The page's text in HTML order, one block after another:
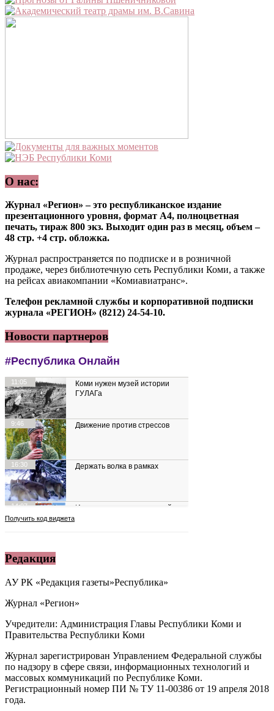
О нас:
Журнал «Регион» – это республиканское издание
презентационного уровня, формат А4, полноцветная
печать, тираж 800 экз. Выходит один раз в месяц, объем –
48 стр. +4 стр. обложка.
Журнал распространяется по подписке и в розничной
продаже, через библиотечную сеть Республики Коми, а также
на рейсах авиакомпании «Комиавиатранс».
Телефон рекламной службы и корпоративной подписки
журнала «РЕГИОН» (8212) 24-54-10.
Новости партнеров
Редакция
АУ РК «Редакция газеты»Республика»
Журнал «Регион»
Учредители: Администрация Главы Республики Коми и
Правительства Республики Коми
Журнал зарегистрирован Управлением Федеральной службы
по надзору в сфере связи, информационных технологий и
массовых коммуникаций по Республике Коми.
Регистрационный номер ПИ № ТУ 11-00386 от 19 апреля 2018
года.